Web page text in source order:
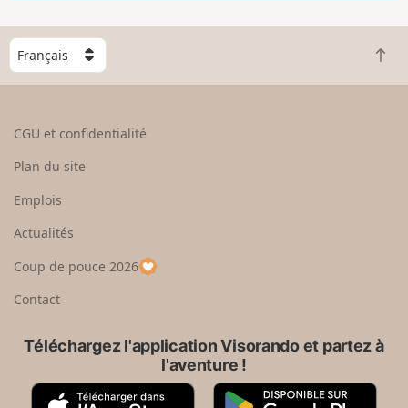
C
h
o
e
u
p
a
R
e
CGU et confidentialité
Plan du site
Emplois
Actualités
Coup de pouce 2026
Contact
Téléchargez l'application Visorando et partez à
l'aventure !
A
G